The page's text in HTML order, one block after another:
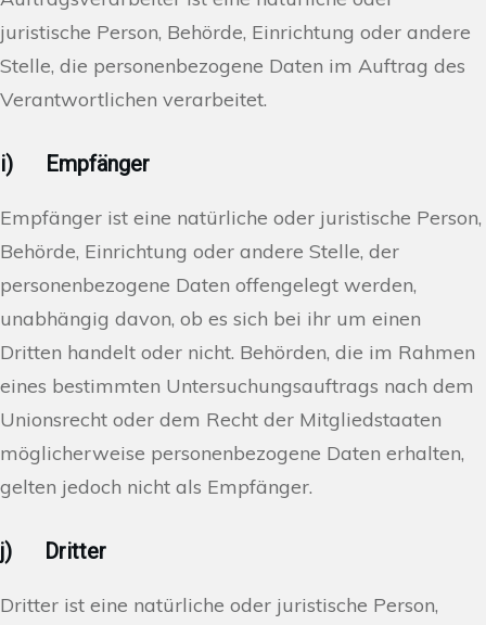
juristische Person, Behörde, Einrichtung oder andere
Stelle, die personenbezogene Daten im Auftrag des
Verantwortlichen verarbeitet.
i) Empfänger
Empfänger ist eine natürliche oder juristische Person,
Behörde, Einrichtung oder andere Stelle, der
personenbezogene Daten offengelegt werden,
unabhängig davon, ob es sich bei ihr um einen
Dritten handelt oder nicht. Behörden, die im Rahmen
eines bestimmten Untersuchungsauftrags nach dem
Unionsrecht oder dem Recht der Mitgliedstaaten
möglicherweise personenbezogene Daten erhalten,
gelten jedoch nicht als Empfänger.
j) Dritter
Dritter ist eine natürliche oder juristische Person,